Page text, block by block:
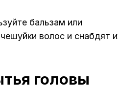
бальзам или
волос и снабдят
головы